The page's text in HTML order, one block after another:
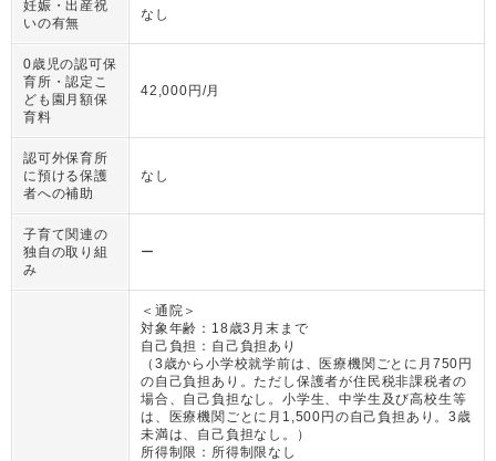
妊娠・出産祝
いの有無
なし
0歳児の認可保
育所・認定こ
ども園月額保
育料
42,000円/月
認可外保育所
に預ける保護
者への補助
なし
子育て関連の
独自の取り組
み
ー
＜通院＞
対象年齢： 18歳3月末まで
自己負担： 自己負担あり
（ 3歳から小学校就学前は、医療機関ごとに月750円
の自己負担あり。ただし保護者が住民税非課税者の
場合、自己負担なし。小学生、中学生及び高校生等
は、医療機関ごとに月1,500円の自己負担あり。3歳
未満は、自己負担なし。
）
所得制限： 所得制限なし